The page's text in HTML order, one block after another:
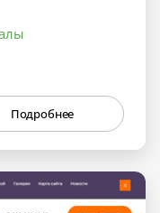
Подробнее